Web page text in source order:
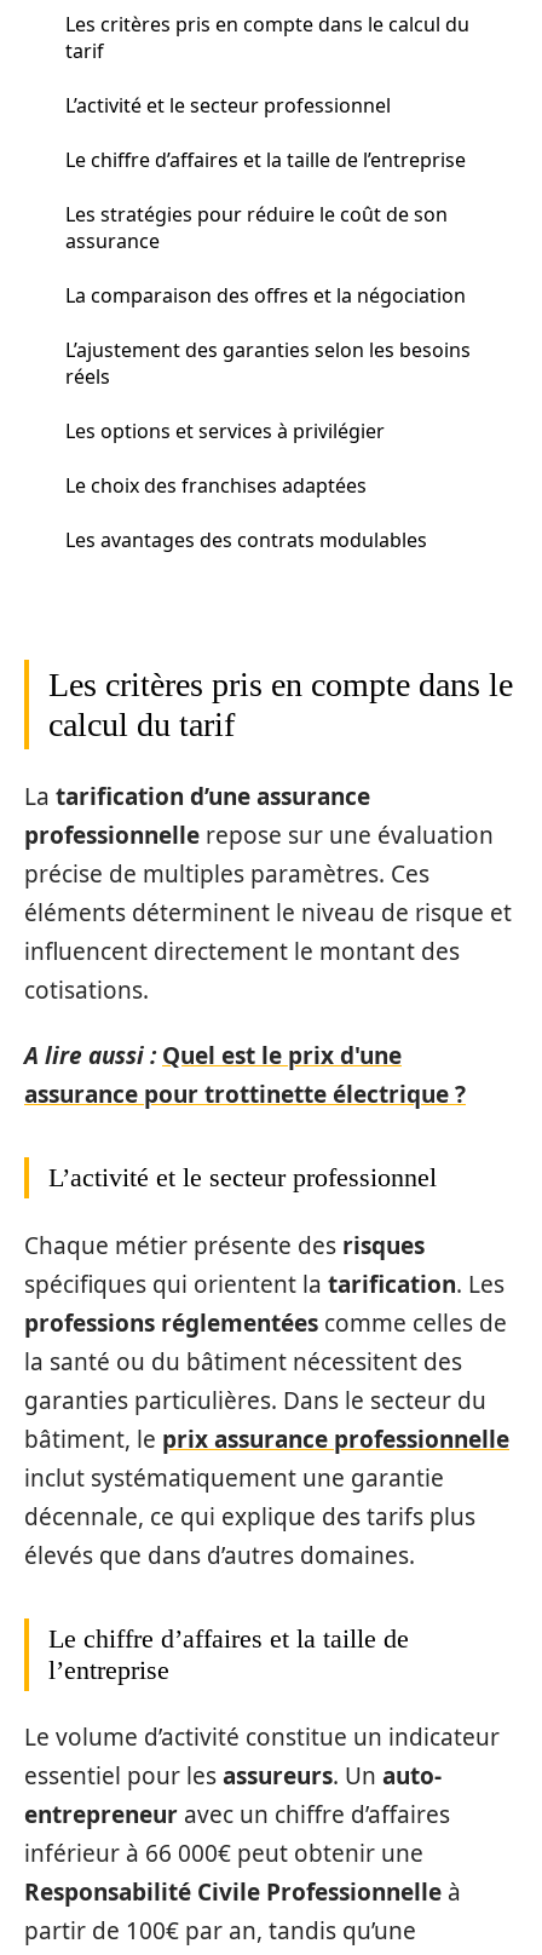
Les critères pris en compte dans le calcul du
tarif
L’activité et le secteur professionnel
Le chiffre d’affaires et la taille de l’entreprise
Les stratégies pour réduire le coût de son
assurance
La comparaison des offres et la négociation
L’ajustement des garanties selon les besoins
réels
Les options et services à privilégier
Le choix des franchises adaptées
Les avantages des contrats modulables
Les critères pris en compte dans le
calcul du tarif
La tarification d’une assurance
professionnelle repose sur une évaluation
précise de multiples paramètres. Ces
éléments déterminent le niveau de risque et
influencent directement le montant des
cotisations.
A lire aussi : Quel est le prix d'une
assurance pour trottinette électrique ?
L’activité et le secteur professionnel
Chaque métier présente des risques
spécifiques qui orientent la tarification. Les
professions réglementées comme celles de
la santé ou du bâtiment nécessitent des
garanties particulières. Dans le secteur du
bâtiment, le prix assurance professionnelle
inclut systématiquement une garantie
décennale, ce qui explique des tarifs plus
élevés que dans d’autres domaines.
Le chiffre d’affaires et la taille de
l’entreprise
Le volume d’activité constitue un indicateur
essentiel pour lesassureurs. Un auto-
entrepreneur avec un chiffre d’affaires
inférieur à 66 000€ peut obtenir une
Responsabilité Civile Professionnelle à
partir de 100€ par an, tandis qu’une